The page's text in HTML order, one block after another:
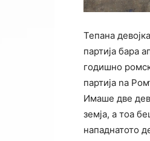
Тепана
партија бара
годишно
партија na
Имаше две
земја, а тоа
нападнатото